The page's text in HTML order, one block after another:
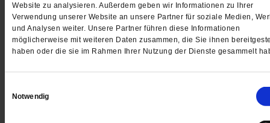
Website zu analysieren. Außerdem geben wir Informationen zu Ihrer
Verwendung unserer Website an unsere Partner für soziale Medien,
und Analysen weiter. Unsere Partner führen diese Informationen
möglicherweise mit weiteren Daten zusammen, die Sie ihnen
haben oder die sie im Rahmen Ihrer Nutzung der Dienste gesammelt
Notwendig